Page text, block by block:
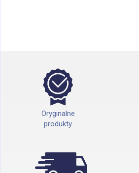
Oryginalne
produkty